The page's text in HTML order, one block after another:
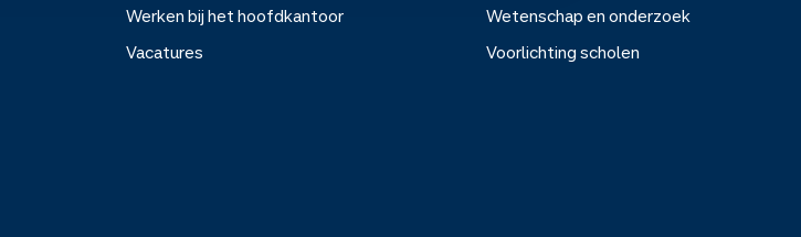
Werken bij het hoofdkantoor
Vacatures
Wetenschap en onderzoek
Voorlichting scholen